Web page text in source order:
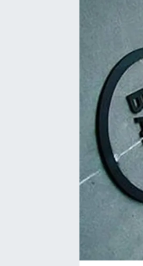
KÜLTÜR-SANAT
ÖZEL HABER